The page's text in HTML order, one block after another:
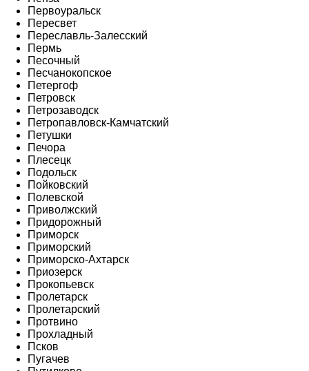
Первоуральск
Пересвет
Переславль-Залесский
Пермь
Песочный
Песчанокопское
Петергоф
Петровск
Петрозаводск
Петропавловск-Камчатский
Петушки
Печора
Плесецк
Подольск
Пойковский
Полевской
Приволжский
Придорожный
Приморск
Приморский
Приморско-Ахтарск
Приозерск
Прокопьевск
Пролетарск
Пролетарский
Протвино
Прохладный
Псков
Пугачев